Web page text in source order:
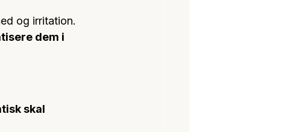
og irritation.
dem i
skal